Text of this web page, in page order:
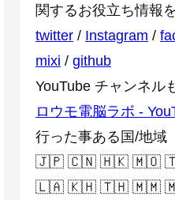
関するお役立ち情報
twitter / Instagram /
mixi / github
YouTube チャンネル
ロウモ電脳ラボ -
行った事ある国/地域
🇯🇵 🇨🇳 🇭🇰 🇲🇴
🇱🇦 🇰🇭 🇹🇭 🇲🇲